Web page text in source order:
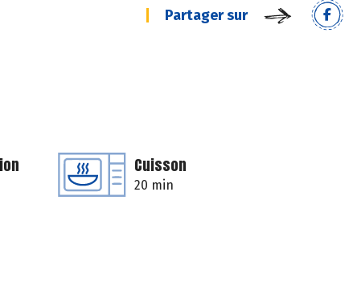
Partager sur
Cuisson
20 min